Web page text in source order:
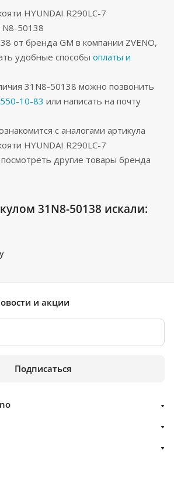
HYUNDAI R290LC-7
50138
от бренда GM в компании ZVENO,
удобные способы оплаты и
31N8-50138 можно позвонить
10-83 или написать на почту
с аналогами артикула
HYUNDAI R290LC-7
другие товары бренда
31N8-50138 искали:
и акции
Подписаться